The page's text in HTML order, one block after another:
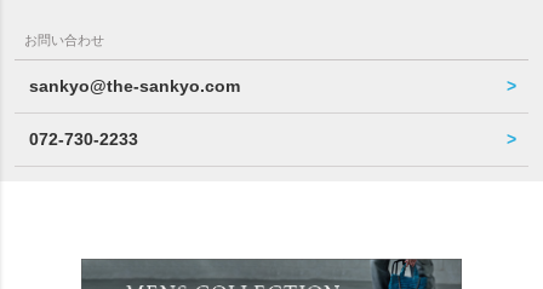
お問い合わせ
sankyo@the-sankyo.com
072-730-2233